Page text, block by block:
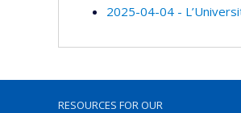
2025-04-04 -
RESOURCES FOR OUR